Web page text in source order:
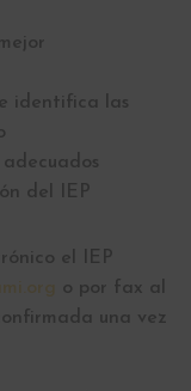
identifica las
del IEP
el IEP
o por fax al
una vez